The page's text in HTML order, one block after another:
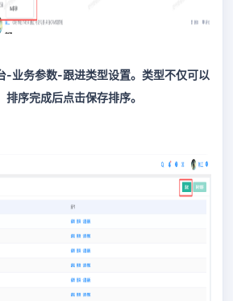
-业务参数-跟进类型设置。类型不仅可以
序完成后点击保存排序。